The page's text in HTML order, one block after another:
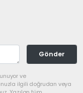
Gönder
ve
ilgili doğrudan veya